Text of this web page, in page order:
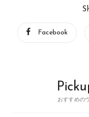
Facebook
おすすめの